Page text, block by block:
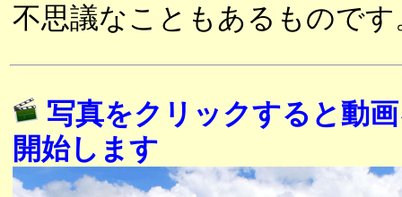
不思議なこともあるものです
写真をクリックすると動
開始します